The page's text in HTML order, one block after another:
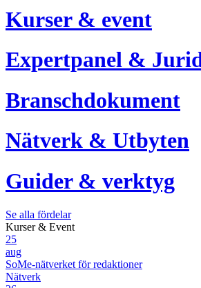
Kurser & event
Expertpanel &
Branschdokument
Nätverk & Utbyten
Guider & verktyg
Se alla fördelar
Kurser & Event
25
aug
SoMe-nätverket för redaktioner
Nätverk